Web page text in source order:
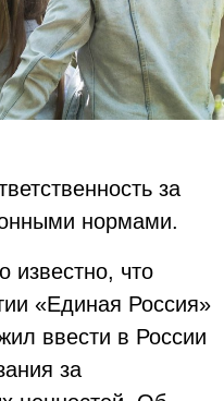
за
нормами.
известно, что
«Единая Россия»
ввести в России
за